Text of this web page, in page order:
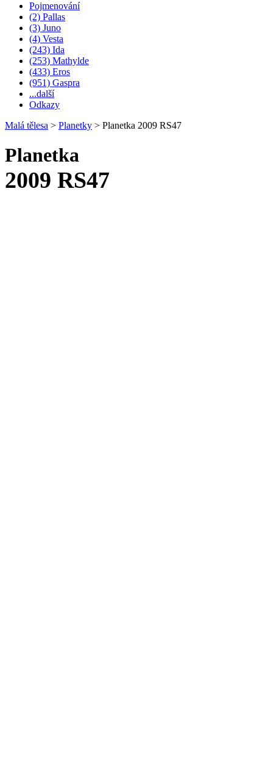
Pojmenování
(2) Pallas
(3) Juno
(4) Vesta
(243) Ida
(253) Mathylde
(433) Eros
(951) Gaspra
...další
Odkazy
Malá tělesa > Planetky > Planetka 2009 RS47
Planetka
2009 RS47